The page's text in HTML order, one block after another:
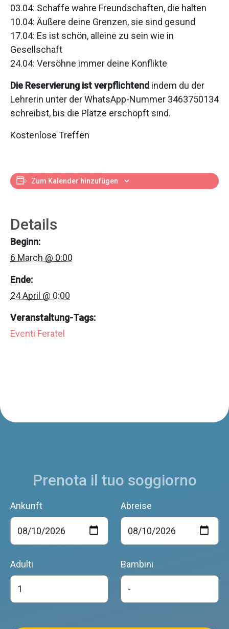
03.04: Schaffe wahre Freundschaften, die halten
10.04: Äußere deine Grenzen, sie sind gesund
17.04: Es ist schön, alleine zu sein wie in
Gesellschaft
24.04: Versöhne immer deine Konflikte
Die Reservierung ist verpflichtend indem du der
Lehrerin unter der WhatsApp-Nummer 3463750134
schreibst, bis die Plätze erschöpft sind.
Kostenlose Treffen
Zum Kalender hinzufügen
Details
Beginn:
6 March @ 0:00
Ende:
24 April @ 0:00
Veranstaltung-Tags:
Eventi Feratel
Prenota il tuo soggiorno
Ankunft Abreise
Adulti Bambini